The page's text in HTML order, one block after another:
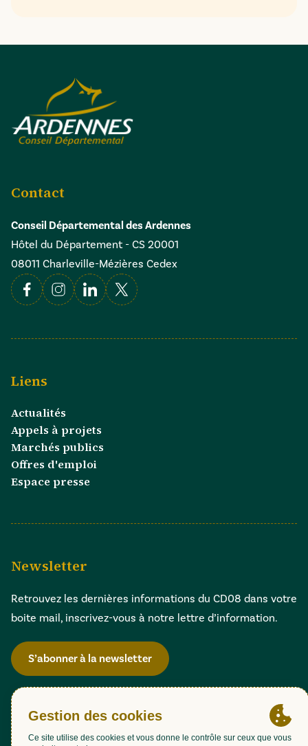
Contact
Conseil Départemental des Ardennes
Hôtel du Département - CS 20001
08011 Charleville-Mézières Cedex
FacebookInstagramLinkedin
X
Liens
Actualités
Appels à projets
Marchés publics
Offres d'emploi
Espace presse
Newsletter
Retrouvez les dernières informations du CD08 dans votre
boite mail, inscrivez-vous à notre lettre d’information.
S’abonner à la newsletter
Gestion des cookies
Accessibilité : partiellement conforme (98,51%)